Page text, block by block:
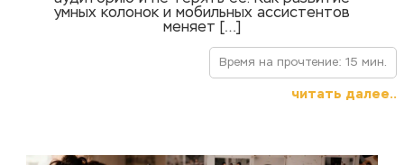
умных колонок и мобильных ассистентов
меняет […]
Время на прочтение: 15 мин.
читать далее..